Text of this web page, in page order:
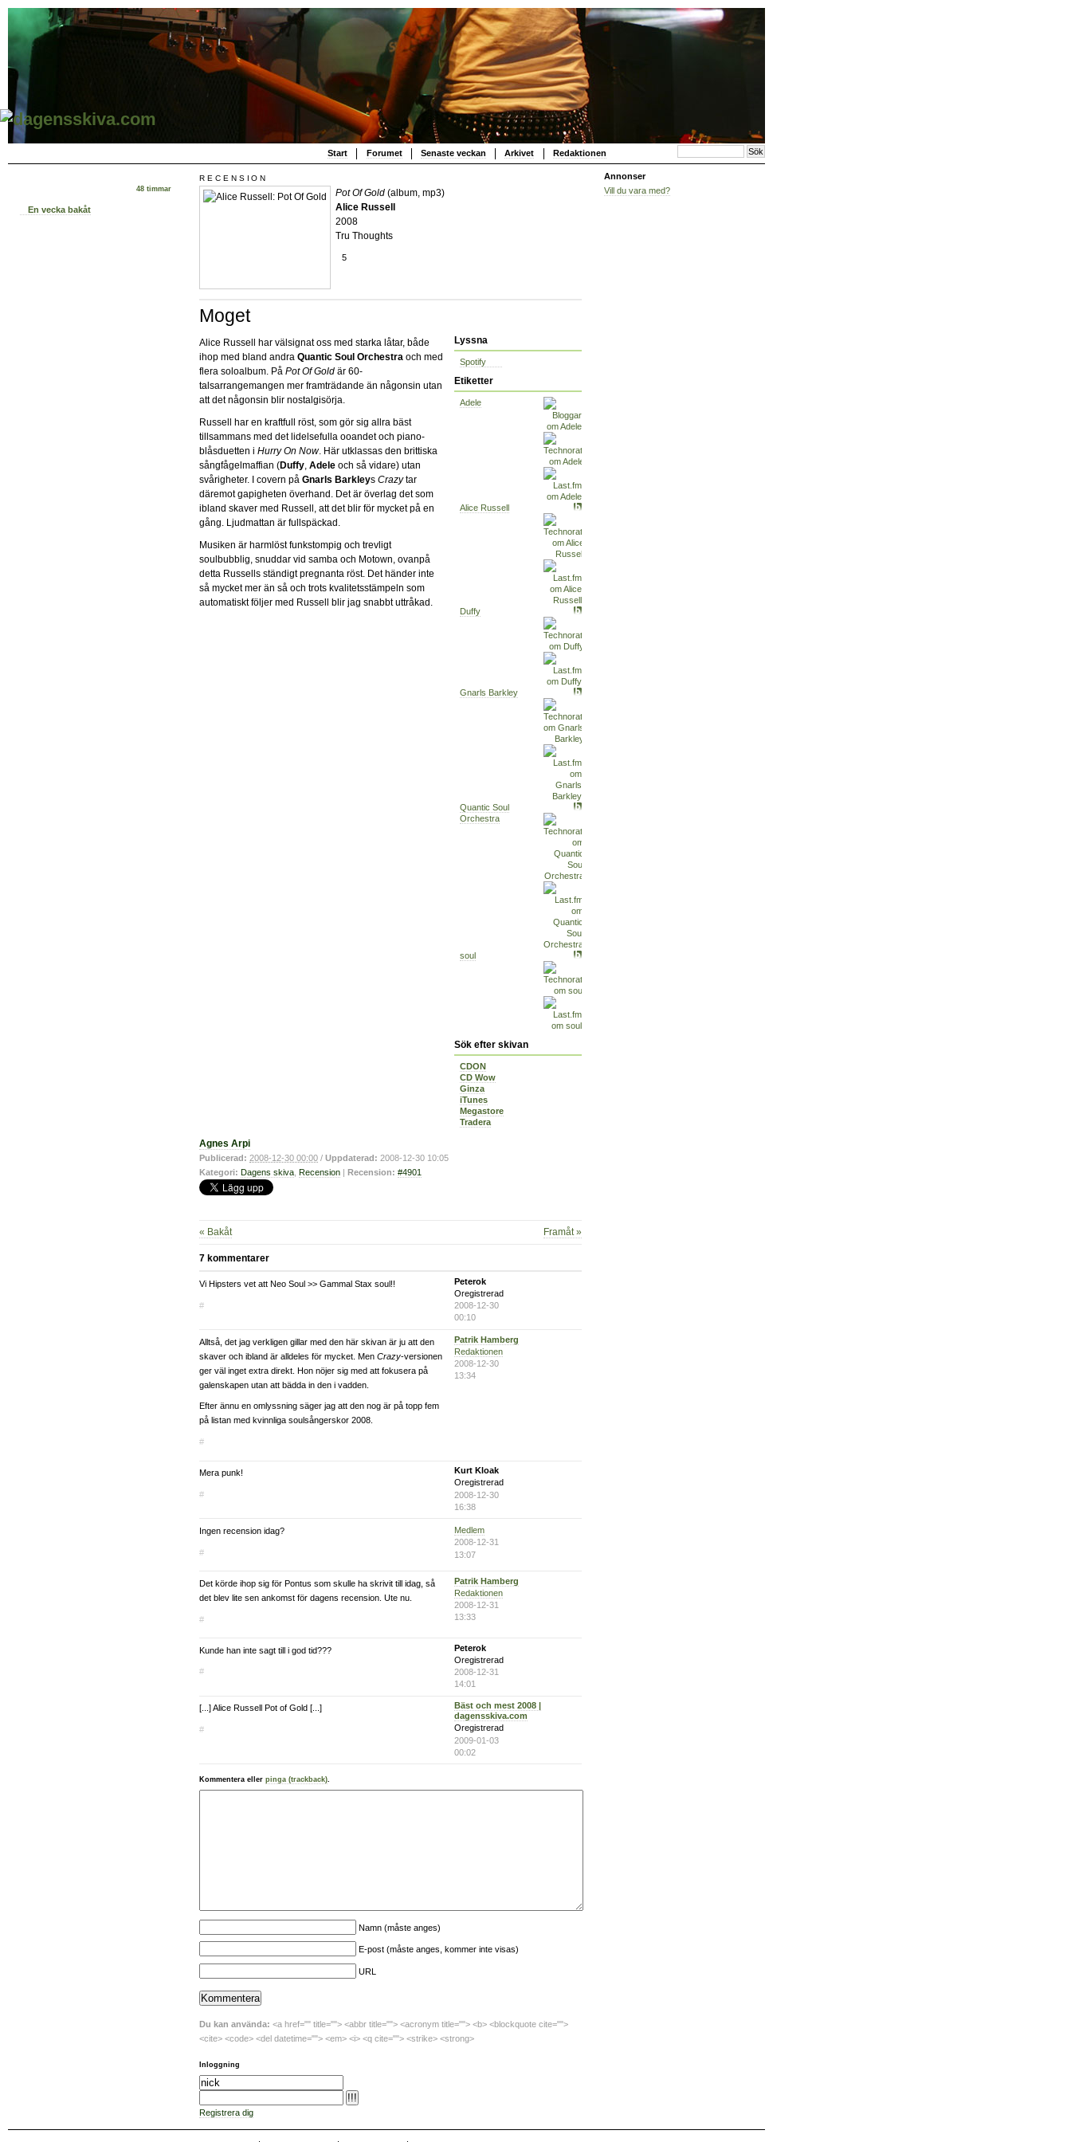
Start Forumet Senaste veckan Arkivet Redaktionen
48 timmar
En vecka bakåt
RECENSION
Pot Of Gold (album, mp3)
Alice Russell
2008
Tru Thoughts
5
Moget
Lyssna
Spotify
Etiketter
Adele
Alice Russell
Duffy
Gnarls Barkley
Quantic Soul
Orchestra
soul
Sök efter skivan
CDON
CD Wow
Ginza
iTunes
Megastore
Tradera
Alice Russell har välsignat oss med starka låtar, både
ihop med bland andra Quantic Soul Orchestra och med
flera soloalbum. På Pot Of Gold är 60-
talsarrangemangen mer framträdande än någonsin utan
att det någonsin blir nostalgisörja.
Russell har en kraftfull röst, som gör sig allra bäst
tillsammans med det lidelsefulla ooandet och piano-
blåsduetten i Hurry On Now. Här utklassas den brittiska
sångfågelmaffian (Duffy, Adele och så vidare) utan
svårigheter. I covern på Gnarls Barkleys Crazytar
däremot gapigheten överhand. Det är överlag det som
ibland skaver med Russell, att det blir för mycket på en
gång. Ljudmattan är fullspäckad.
Musiken är harmlöst funkstompig och trevligt
soulbubblig, snuddar vid samba och Motown, ovanpå
detta Russells ständigt pregnanta röst. Det händer inte
så mycket mer än så och trots kvalitetsstämpeln som
automatiskt följer med Russell blir jag snabbt uttråkad.
Agnes Arpi
Publicerad: 2008-12-30 00:00 / Uppdaterad: 2008-12-30 10:05
Kategori: Dagens skiva Recension | Recension: #4901
« Bakåt Framåt »
7 kommentarer
Vi Hipsters vet att Neo Soul >> Gammal Stax soul!!
#
Peterok
Oregistrerad
2008-12-30
00:10
Alltså, det jag verkligen gillar med den här skivan är ju att den
skaver och ibland är alldeles för mycket. Men Crazy-versionen
ger väl inget extra direkt. Hon nöjer sig med att fokusera på
galenskapen utan att bädda in den i vadden.
Efter ännu en omlyssning säger jag att den nog är på topp fem
på listan med kvinnliga soulsångerskor 2008.
#
Patrik Hamberg
Redaktionen
2008-12-30
13:34
Mera punk!
#
Kurt Kloak
Oregistrerad
2008-12-30
16:38
Ingen recension idag?
#
Medlem
2008-12-31
13:07
Det körde ihop sig för Pontus som skulle ha skrivit till idag, så
det blev lite sen ankomst för dagens recension. Ute nu.
#
Patrik Hamberg
Redaktionen
2008-12-31
13:33
Kunde han inte sagt till i god tid???
#
Peterok
Oregistrerad
2008-12-31
14:01
[...] Alice Russell Pot of Gold [...]
#
Bäst och mest 2008 |
dagensskiva.com
Oregistrerad
2009-01-03
00:02
Kommentera eller pinga (trackback)
Namn (måste anges)
E-post (måste anges, kommer inte visas)
URL
Du kan använda: <a href="" title=""> <abbr title=""> <acronym title=""> <b> <blockquote cite="">
<cite> <code> <del datetime=""> <em> <i> <q cite=""> <strike> <strong>
Inloggning
Registrera dig
Annonser
Vill du vara med?